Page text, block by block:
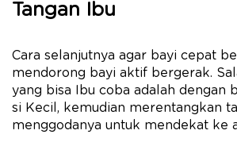
Tangan Ibu
Cara selanjutnya agar bayi cepat
mendorong bayi aktif bergerak.
yang bisa Ibu coba adalah dengan
si Kecil, kemudian merentangkan
menggodanya untuk mendekat ke